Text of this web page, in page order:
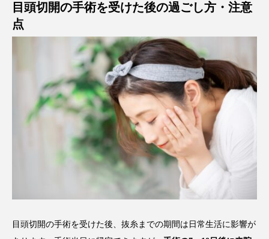
目頭切開の手術を受けた後の過ごし方・注意
点
目頭切開の手術を受けた後、抜糸までの期間は日常生活に影響が